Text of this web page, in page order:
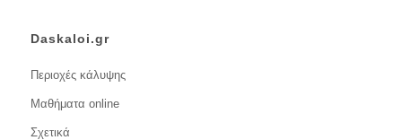
Daskaloi.gr
Περιοχές κάλυψης
Μαθήματα online
Σχετικά